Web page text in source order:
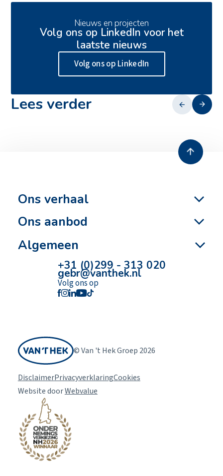
Ons aanbod
Actueel
Duurzaamheid
Veiligheid
Ons verhaal
Contact
Lees verder
Nieuws en projecten
Volg ons op LinkedIn voor het
laatste nieuws
Volg ons op LinkedIn
Ons verhaal
Ons aanbod
Algemeen
+31 (0)299 - 313 020
gebr@vanthek.nl
Volg ons op
© Van 't Hek Groep 2026
DisclaimerPrivacyverklaringCookies
Website doorWebvalue